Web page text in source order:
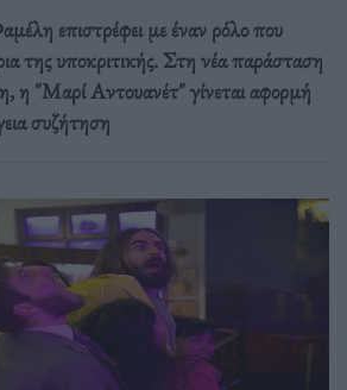
επιστρέφει με έναν ρόλο που
της υποκριτικής. Στη νέα παράσταση
η "Μαρί Αντουανέτ" γίνεται αφορμή
συζήτηση